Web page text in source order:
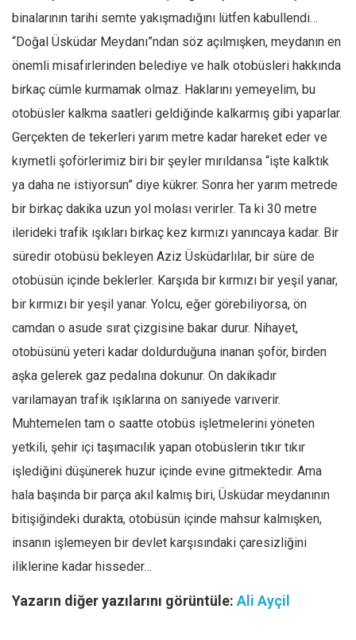
binalarının tarihi semte yakışmadığını lütfen kabullendi…
“Doğal Üsküdar Meydanı”ndan söz açılmışken, meydanın en
önemli misafirlerinden belediye ve halk otobüsleri hakkında
birkaç cümle kurmamak olmaz. Haklarını yemeyelim, bu
otobüsler kalkma saatleri geldiğinde kalkarmış gibi yaparlar.
Gerçekten de tekerleri yarım metre kadar hareket eder ve
kıymetli şoförlerimiz biri bir şeyler mırıldansa “işte kalktık
ya daha ne istiyorsun” diye kükrer. Sonra her yarım metrede
bir birkaç dakika uzun yol molası verirler. Ta ki 30 metre
ilerideki trafik ışıkları birkaç kez kırmızı yanıncaya kadar. Bir
süredir otobüsü bekleyen Aziz Üsküdarlılar, bir süre de
otobüsün içinde beklerler. Karşıda bir kırmızı bir yeşil yanar,
bir kırmızı bir yeşil yanar. Yolcu, eğer görebiliyorsa, ön
camdan o asude sırat çizgisine bakar durur. Nihayet,
otobüsünü yeteri kadar doldurduğuna inanan şoför, birden
aşka gelerek gaz pedalına dokunur. On dakikadır
varılamayan trafik ışıklarına on saniyede varıverir.
Muhtemelen tam o saatte otobüs işletmelerini yöneten
yetkili, şehir içi taşımacılık yapan otobüslerin tıkır tıkır
işlediğini düşünerek huzur içinde evine gitmektedir. Ama
hala başında bir parça akıl kalmış biri, Üsküdar meydanının
bitişiğindeki durakta, otobüsün içinde mahsur kalmışken,
insanın işlemeyen bir devlet karşısındaki çaresizliğini
iliklerine kadar hisseder…
Yazarın diğer yazılarını görüntüle: Ali Ayçil